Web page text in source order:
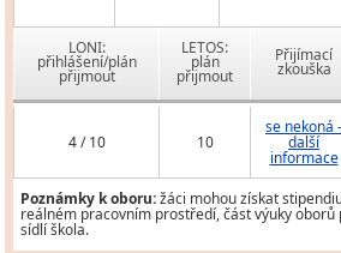
LONI:
přihlášení/plán
přijmout
LETOS:
plán
přijmout
Přijímací
zkouška
4 / 10 10
se nekoná -
další
informace
Poznámky k oboru:žáci mohou získat
reálném pracovním prostředí, část výuky
sídlí škola.